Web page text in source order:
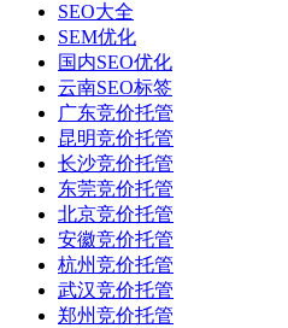
SEO大全
SEM优化
国内SEO优化
云南SEO标签
广东竞价托管
昆明竞价托管
长沙竞价托管
东莞竞价托管
北京竞价托管
安徽竞价托管
杭州竞价托管
武汉竞价托管
郑州竞价托管